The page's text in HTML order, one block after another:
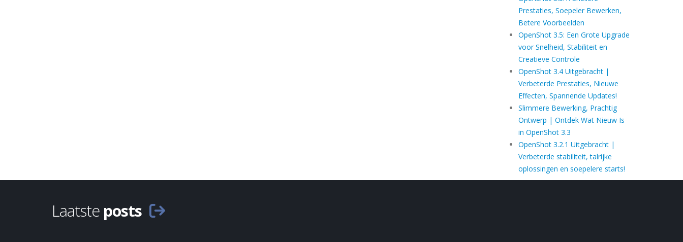
Prestaties, Soepeler Bewerken,
Betere Voorbeelden
OpenShot 3.5: Een Grote Upgrade
voor Snelheid, Stabiliteit en
Creatieve Controle
OpenShot 3.4 Uitgebracht |
Verbeterde Prestaties, Nieuwe
Effecten, Spannende Updates!
Slimmere Bewerking, Prachtig
Ontwerp | Ontdek Wat Nieuw Is
in OpenShot 3.3
OpenShot 3.2.1 Uitgebracht |
Verbeterde stabiliteit, talrijke
oplossingen en soepelere starts!
Laatste posts